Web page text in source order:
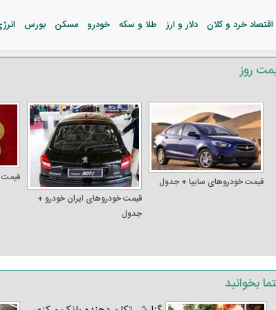
اقتصاد خرد و کلان دلار و ارز طلا و سکه خودرو مسکن بورس
روز
قیمت خودرو‌های سایپا + جدول
قیمت خودرو‌های ایران خودرو +
جدول
بخوانید